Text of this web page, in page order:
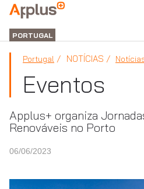
Applus+
GRUPO
PORTUGAL
Portugal NOTÍCIAS
Eventos
Applus+ organiza
Renováveis no Porto
06/06/2023